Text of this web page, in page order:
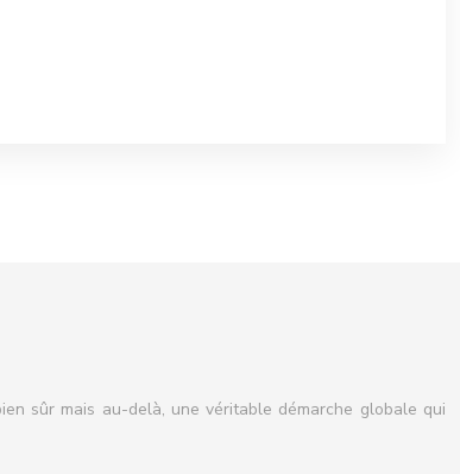
sûr mais au-delà, une véritable démarche globale qui